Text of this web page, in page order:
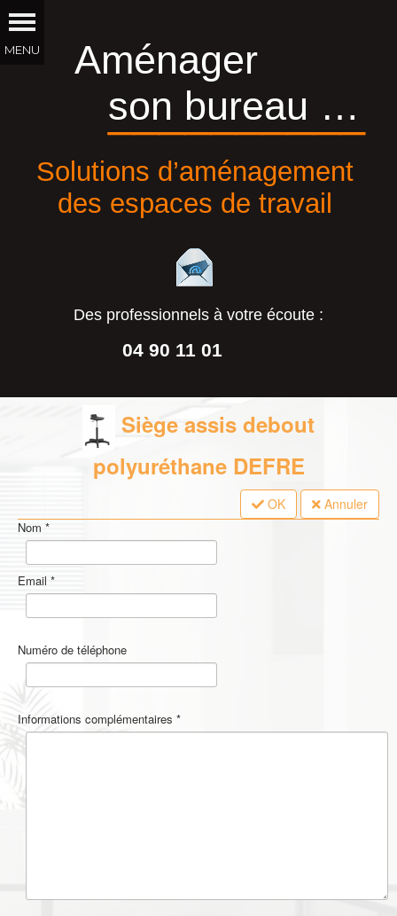
Aménager
son bureau …
Solutions d’aménagement
des espaces de travail
Des professionnels à votre écoute :
04 90 11 01
__________
Siège assis debout
polyuréthane DEFRE
OK Annuler
Nom *
Email *
Numéro de téléphone
Informations complémentaires *